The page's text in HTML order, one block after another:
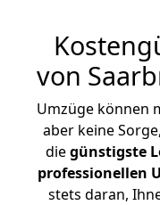
von
Umzüge können
aber keine
diegünstigste
professionellen
stets daran,